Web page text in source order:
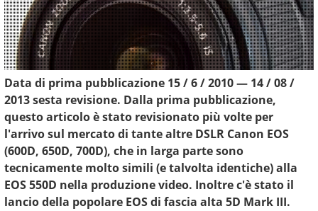
Data di prima pubblicazione 15 / 6 / 2010— 14 / 08 /
2013sesta revisione. Dalla prima pubblicazione,
questo articolo è stato revisionato più volte per
l'arrivo sul mercato di tante altre DSLR Canon EOS
(600D, 650D, 700D), che in larga parte sono
tecnicamente molto simili (e talvolta identiche) alla
EOS 550D nella produzione video. Inoltre c'è stato il
lancio della popolare EOS di fascia alta 5D Mark III.